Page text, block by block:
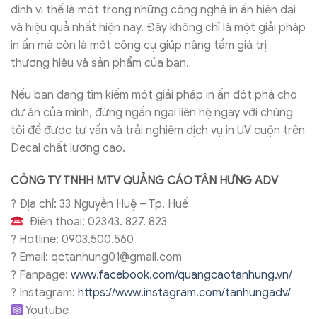
định vị thế là một trong những công nghệ in ấn hiện đại
và hiệu quả nhất hiện nay. Đây không chỉ là một giải pháp
in ấn mà còn là một công cụ giúp nâng tầm giá trị
thương hiệu và sản phẩm của bạn.
Nếu bạn đang tìm kiếm một giải pháp in ấn đột phá cho
dự án của mình, đừng ngần ngại liên hệ ngay với chúng
tôi để được tư vấn và trải nghiệm dịch vụ in UV cuộn trên
Decal chất lượng cao.
CÔNG TY TNHH MTV QUẢNG CÁO TÂN HƯNG ADV
? Địa chỉ: 33 Nguyễn Huệ – Tp. Huế
Điện thoại: 02343. 827. 823
? Hotline: 0903.500.560
? Email: qctanhung01@gmail.com
? Fanpage: www.facebook.com/quangcaotanhung.vn/
? Instagram: https://www.instagram.com/tanhungadv/
Youtube